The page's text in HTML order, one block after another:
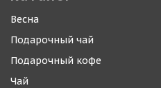
Весна
Подарочный чай
Подарочный кофе
Чай